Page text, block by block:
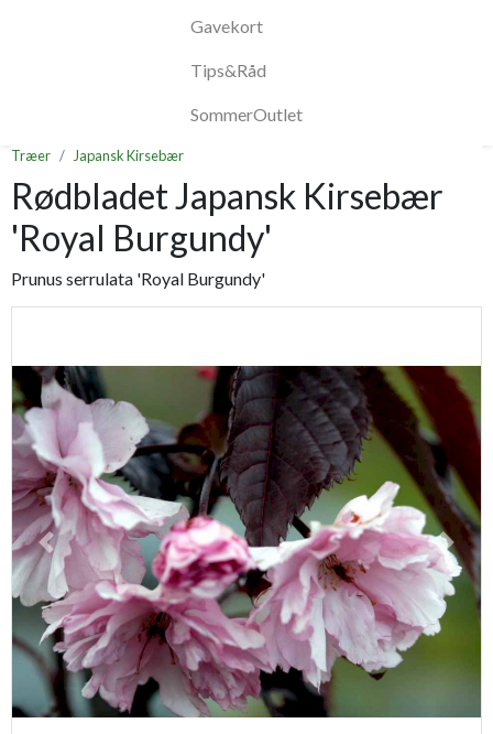
Gavekort
Tips&Råd
SommerOutlet
Træer Japansk Kirsebær
Rødbladet Japansk Kirsebær
'Royal Burgundy'
Prunus serrulata 'Royal Burgundy'
Previous Next